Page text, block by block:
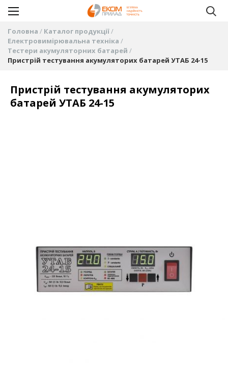
Головна
Каталог продукції
Електровимірювальна техніка
Тестери акумуляторних батарей
Пристрій тестування акумуляторих батарей УТАБ 24-15
Пристрій тестування акумуляторих
батарей УТАБ 24-15